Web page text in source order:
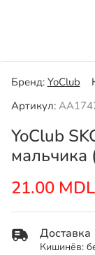
Бренд: YoClub
Артикул:
YoClub
мальчика
21.00 MDL
Доставка
Кишинёв: